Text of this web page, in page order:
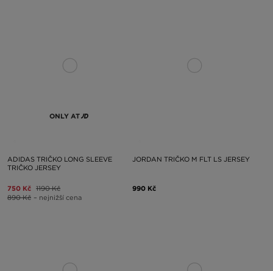
ONLY AT
ADIDAS TRIČKO LONG SLEEVE
TRIČKO JERSEY
750 Kč 1190 Kč
890 Kč – nejnižší cena
JORDAN TRIČKO M FLT LS JERSEY
990 Kč